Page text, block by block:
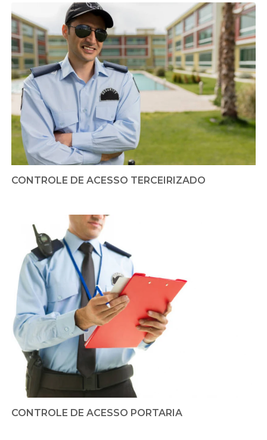
CONTROLE DE ACESSO TERCEIRIZADO
CONTROLE DE ACESSO PORTARIA